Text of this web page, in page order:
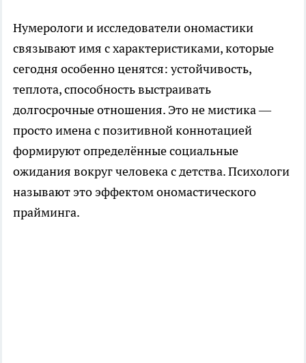
Нумерологи и исследователи ономастики
связывают имя с характеристиками, которые
сегодня особенно ценятся: устойчивость,
теплота, способность выстраивать
долгосрочные отношения. Это не мистика —
просто имена с позитивной коннотацией
формируют определённые социальные
ожидания вокруг человека с детства. Психологи
называют это эффектом ономастического
прайминга.